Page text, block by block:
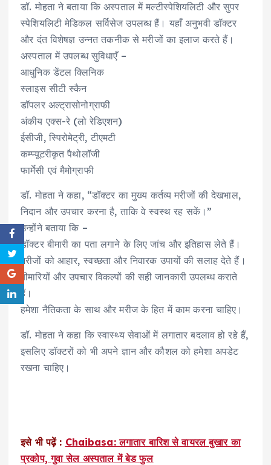
डॉ. मोहता ने बताया कि अस्पताल में मल्टीस्पेशियलिटी और सुपर
स्पेशियलिटी मेडिकल सर्विसेज उपलब्ध हैं। यहाँ अनुभवी डॉक्टर
और दंत विशेषज्ञ उन्नत तकनीक से मरीजों का इलाज करते हैं।
अस्पताल में उपलब्ध सुविधाएँ –
आधुनिक डेंटल क्लिनिक
स्लाइस सीटी स्कैन
डॉपलर अल्ट्रासोनोग्राफी
अंकीय एक्स-रे (लो रेडिएशन)
ईसीजी, स्पिरोमेट्री, टीएमटी
कम्प्यूटरीकृत पैथोलॉजी
फार्मेसी एवं मैमोग्राफी
डॉ. मोहता ने कहा, “डॉक्टर का मुख्य कर्तव्य मरीजों की देखभाल,
निदान और उपचार करना है, ताकि वे स्वस्थ रह सकें।”
उन्होंने बताया कि –
डॉक्टर बीमारी का पता लगाने के लिए जांच और इतिहास लेते हैं।
मरीजों को आहार, स्वच्छता और निवारक उपायों की सलाह देते हैं।
बीमारियों और उपचार विकल्पों की सही जानकारी उपलब्ध कराते
हैं।
हमेशा नैतिकता के साथ और मरीज के हित में काम करना चाहिए।
डॉ. मोहता ने कहा कि स्वास्थ्य सेवाओं में लगातार बदलाव हो रहे हैं,
इसलिए डॉक्टरों को भी अपने ज्ञान और कौशल को हमेशा अपडेट
रखना चाहिए।
इसे भी पढ़ें : Chaibasa: लगातार बारिश से वायरल बुखार का
प्रकोप, गुवा सेल अस्पताल में बेड फुल